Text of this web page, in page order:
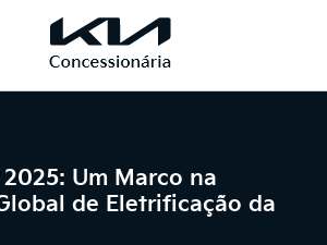
Um Marco na
de Eletrificação da